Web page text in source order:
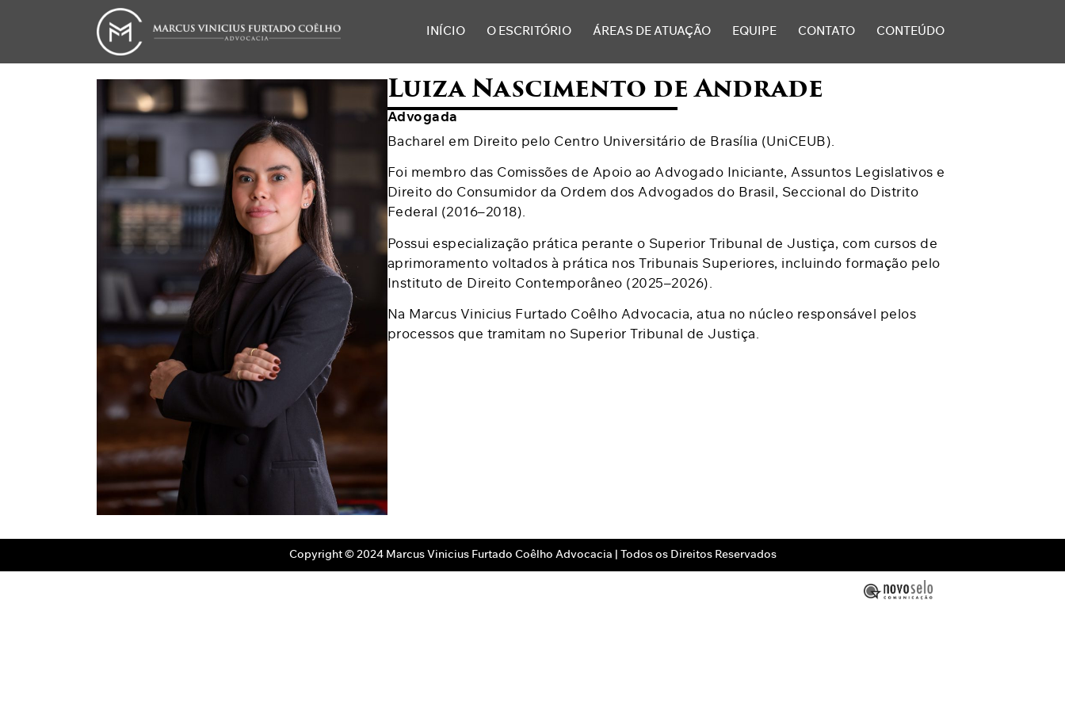
INÍCIO O ESCRITÓRIO ÁREAS DE ATUAÇÃO EQUIPE CONTATO CONTEÚDO
Luiza Nascimento de Andrade
Advogada
Bacharel em Direito pelo Centro Universitário de Brasília (UniCEUB).
Foi membro das Comissões de Apoio ao Advogado Iniciante, Assuntos Legislativos e
Direito do Consumidor da Ordem dos Advogados do Brasil, Seccional do Distrito
Federal (2016–2018).
Possui especialização prática perante o Superior Tribunal de Justiça, com cursos de
aprimoramento voltados à prática nos Tribunais Superiores, incluindo formação pelo
Instituto de Direito Contemporâneo (2025–2026).
Na Marcus Vinicius Furtado Coêlho Advocacia, atua no núcleo responsável pelos
processos que tramitam no Superior Tribunal de Justiça.
Copyright © 2024 Marcus Vinicius Furtado Coêlho Advocacia | Todos os Direitos Reservados